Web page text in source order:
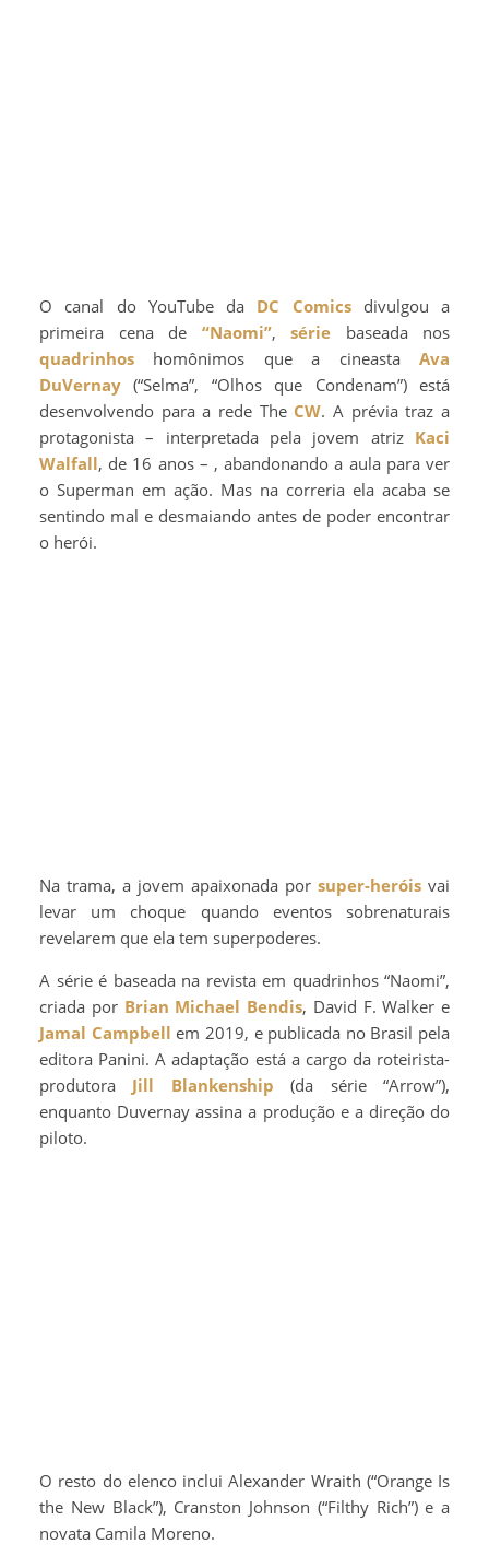
O canal do YouTube da DC Comicsdivulgou a
primeira cena de “Naomi”, série baseada nos
quadrinhos homônimos que a cineasta Ava
DuVernay (“Selma”, “Olhos que Condenam”) está
desenvolvendo para a rede The CW. A prévia traz a
protagonista – interpretada pela jovem atriz Kaci
Walfall, de 16 anos – , abandonando a aula para ver
o Superman em ação. Mas na correria ela acaba se
sentindo mal e desmaiando antes de poder encontrar
o herói.
Na trama, a jovem apaixonada por super-heróis vai
levar um choque quando eventos sobrenaturais
revelarem que ela tem superpoderes.
A série é baseada na revista em quadrinhos “Naomi”,
criada por Brian Michael Bendis, David F. Walker e
Jamal Campbell em 2019, e publicada no Brasil pela
editora Panini. A adaptação está a cargo da roteirista-
produtora Jill Blankenship (da série “Arrow”),
enquanto Duvernay assina a produção e a direção do
piloto.
O resto do elenco inclui Alexander Wraith (“Orange Is
the New Black”), Cranston Johnson (“Filthy Rich”) e a
novata Camila Moreno.